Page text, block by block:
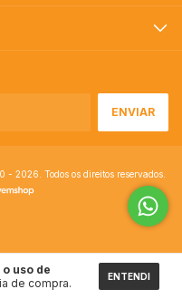
uso de
de compra. ENTENDI
2026. Todos os direitos reservados.